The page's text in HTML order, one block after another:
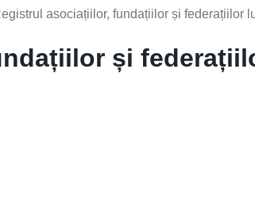
asociațiilor, fundațiilor și federațiilor
și